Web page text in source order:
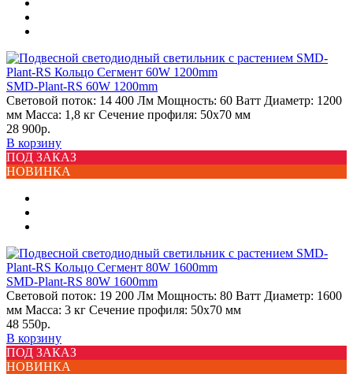
SMD-Plant-RS 60W 1200mm
Световой поток: 14 400 Лм Мощность: 60 Ватт Диаметр: 1200
мм Масса: 1,8 кг Сечение профиля: 50х70 мм
28 900р.
В корзину
ПОД ЗАКАЗ
НОВИНКА
SMD-Plant-RS 80W 1600mm
Световой поток: 19 200 Лм Мощность: 80 Ватт Диаметр: 1600
мм Масса: 3 кг Сечение профиля: 50х70 мм
48 550р.
В корзину
ПОД ЗАКАЗ
НОВИНКА